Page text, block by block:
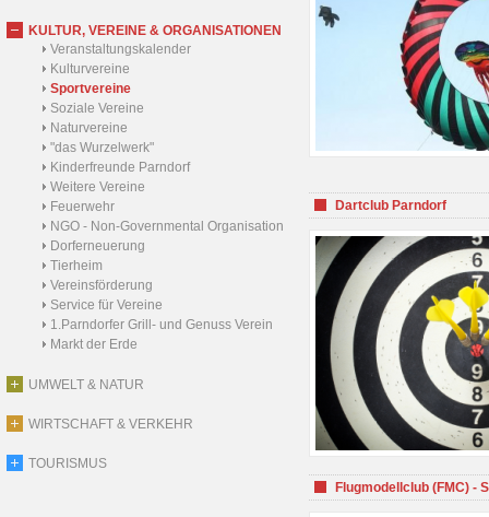
KULTUR, VEREINE & ORGANISATIONEN
Veranstaltungskalender
Kulturvereine
Sportvereine
Soziale Vereine
Naturvereine
"das Wurzelwerk"
Kinderfreunde Parndorf
Weitere Vereine
Feuerwehr
NGO - Non-Governmental Organisation
Dorferneuerung
Tierheim
Vereinsförderung
Service für Vereine
1.Parndorfer Grill- und Genuss Verein
Markt der Erde
UMWELT & NATUR
WIRTSCHAFT & VERKEHR
TOURISMUS
Dartclub Parndorf
Flugmodellclub (FMC) -